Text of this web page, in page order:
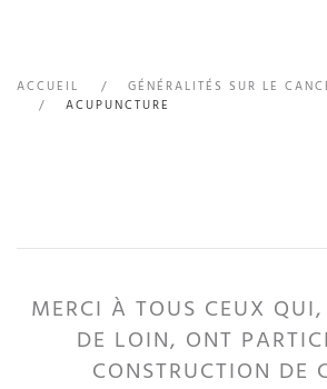
ACCUEIL GÉNÉRALITÉS SUR LE
ACUPUNCTURE
MERCI À TOUS CEUX QUI,
DE LOIN, ONT
CONSTRUCTION DE